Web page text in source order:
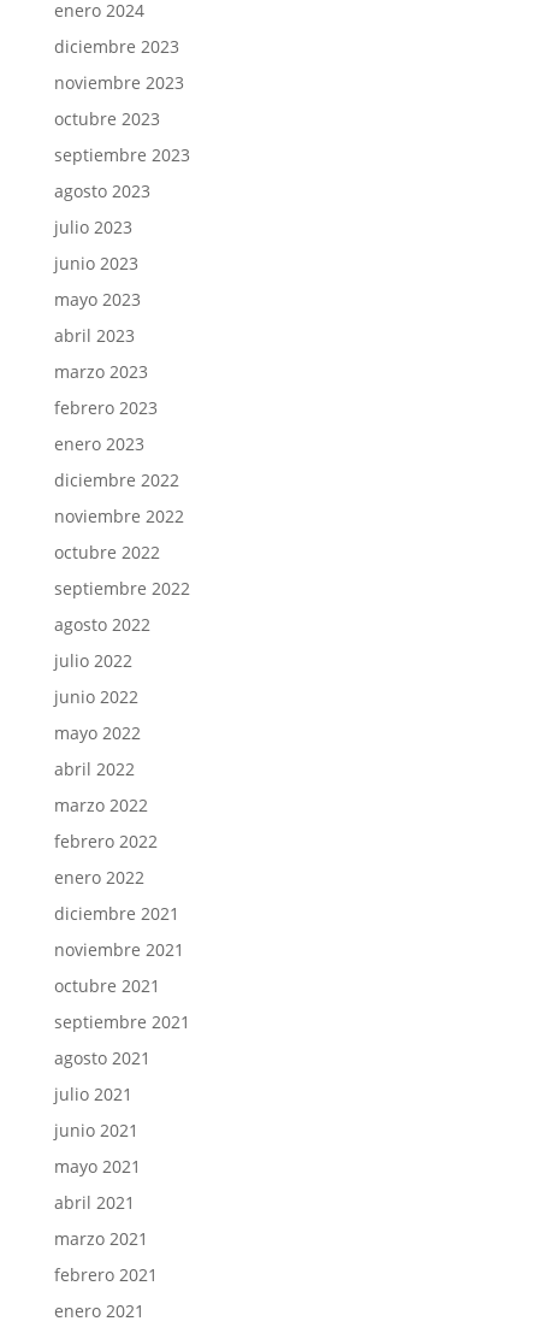
enero 2024
diciembre 2023
noviembre 2023
octubre 2023
septiembre 2023
agosto 2023
julio 2023
junio 2023
mayo 2023
abril 2023
marzo 2023
febrero 2023
enero 2023
diciembre 2022
noviembre 2022
octubre 2022
septiembre 2022
agosto 2022
julio 2022
junio 2022
mayo 2022
abril 2022
marzo 2022
febrero 2022
enero 2022
diciembre 2021
noviembre 2021
octubre 2021
septiembre 2021
agosto 2021
julio 2021
junio 2021
mayo 2021
abril 2021
marzo 2021
febrero 2021
enero 2021